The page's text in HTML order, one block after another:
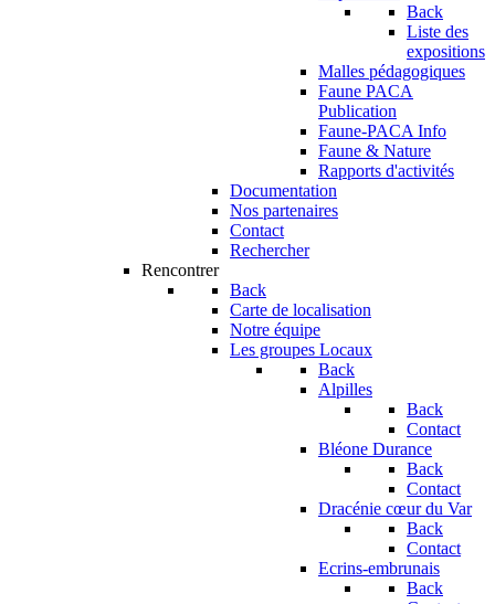
Back
Liste des
expositions
Malles pédagogiques
Faune PACA
Publication
Faune-PACA Info
Faune & Nature
Rapports d'activités
Documentation
Nos partenaires
Contact
Rechercher
Rencontrer
Back
Carte de localisation
Notre équipe
Les groupes Locaux
Back
Alpilles
Back
Contact
Bléone Durance
Back
Contact
Dracénie cœur du Var
Back
Contact
Ecrins-embrunais
Back